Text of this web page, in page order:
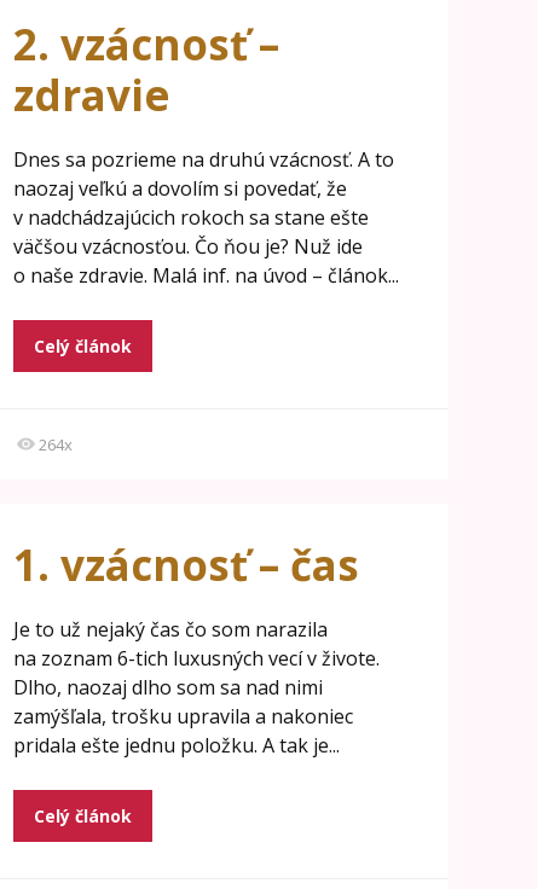
2. vzácnosť –
zdravie
Dnes sa pozrieme na druhú vzácnosť. A to
naozaj veľkú a dovolím si povedať, že
v nadchádzajúcich rokoch sa stane ešte
väčšou vzácnosťou. Čo ňou je? Nuž ide
o naše zdravie. Malá inf. na úvod – článok...
Celý článok
264x
1. vzácnosť – čas
Je to už nejaký čas čo som narazila
na zoznam 6-tich luxusných vecí v živote.
Dlho, naozaj dlho som sa nad nimi
zamýšľala, trošku upravila a nakoniec
pridala ešte jednu položku. A tak je...
Celý článok